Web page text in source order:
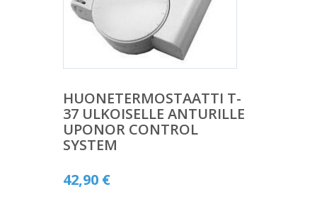
HUONETERMOSTAATTI T-
37 ULKOISELLE ANTURILLE
UPONOR CONTROL
SYSTEM
42,90 €